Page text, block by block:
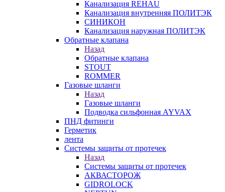
Канализация REHAU
Канализация внутренняя ПОЛИТЭК
СИНИКОН
Канализация наружная ПОЛИТЭК
Обратные клапана
Назад
Обратные клапана
STOUT
ROMMER
Газовые шланги
Назад
Газовые шланги
Подводка сильфонная AYVAX
ПНД фитинги
Герметик
лента
Системы защиты от протечек
Назад
Системы защиты от протечек
АКВАСТОРОЖ
GIDROLOCK